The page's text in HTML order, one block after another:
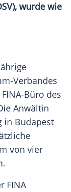
wurde wie
Verbandes
Büro des
Anwältin
in Budapest
von vier
FINA